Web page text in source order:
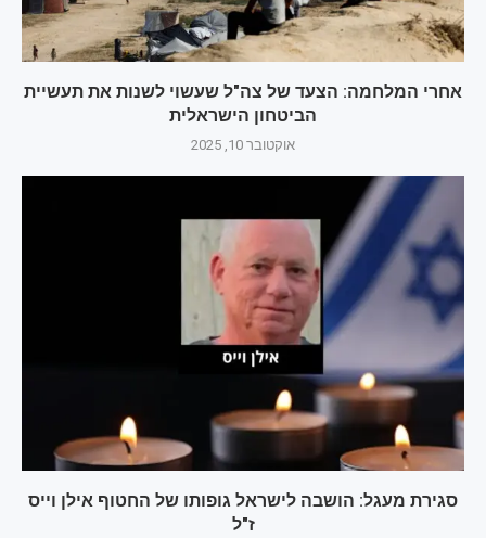
אחרי המלחמה: הצעד של צה"ל שעשוי לשנות את תעשיית
הביטחון הישראלית
אוקטובר 10, 2025
סגירת מעגל: הושבה לישראל גופותו של החטוף אילן וייס
ז"ל